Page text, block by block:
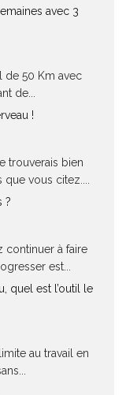
avec 3
de 50 Km avec
de...
!
trouverais bien
vous citez....
?
continuer à faire
est...
quel est l’outil le
au travail en